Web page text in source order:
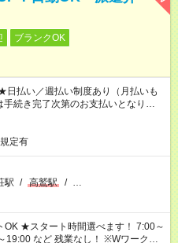
ブランクOK
払い／週払い制度あり（月払いも
続き完了次第のお支払いとなりま
定有
駅 / 高鷲駅 / …
7:00～
ど 残業なし！ ※Wワークの